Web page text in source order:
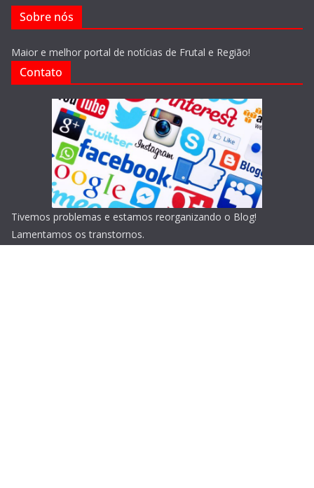
Sobre nós
Maior e melhor portal de notícias de Frutal e Região!
Contato
Tivemos problemas e estamos reorganizando o Blog!
Lamentamos os transtornos.